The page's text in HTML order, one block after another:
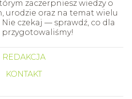
zaczerpniesz wiedzy o
urodzie oraz na temat wielu
czekaj — sprawdź, co dla
przygotowaliśmy!
REDAKCJA
KONTAKT